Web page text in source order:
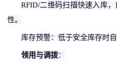
RFID/二维码扫描快速入库
性。
库存预警：低于安全库存时
领用与调拨：